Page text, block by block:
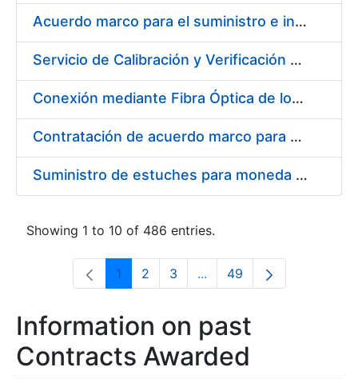
Acuerdo marco para el suministro e instalación de persianas, estores y otros complementos
Servicio de Calibración y Verificación Externa de los Equipos de Medición del Servicio de Prevención de la FNMT-RCM
Conexión mediante Fibra Óptica de los Centros de Proceso de Datos (CPDs) de las sedes de la FNMT-RCM de Burgos y Madrid
Contratación de acuerdo marco para el Suministro de Material de Electricidad para la Fábrica Nacional de Moneda y Timbre-Real Casa de la Moneda en su centro de trabajo de Burgos
Suministro de estuches para moneda de 30 €
Showing 1 to 10 of 486 entries.
Page
1 Page
2 Page
3 ...Intermediate Pages Use
Page
49
Information on past
Contracts Awarded